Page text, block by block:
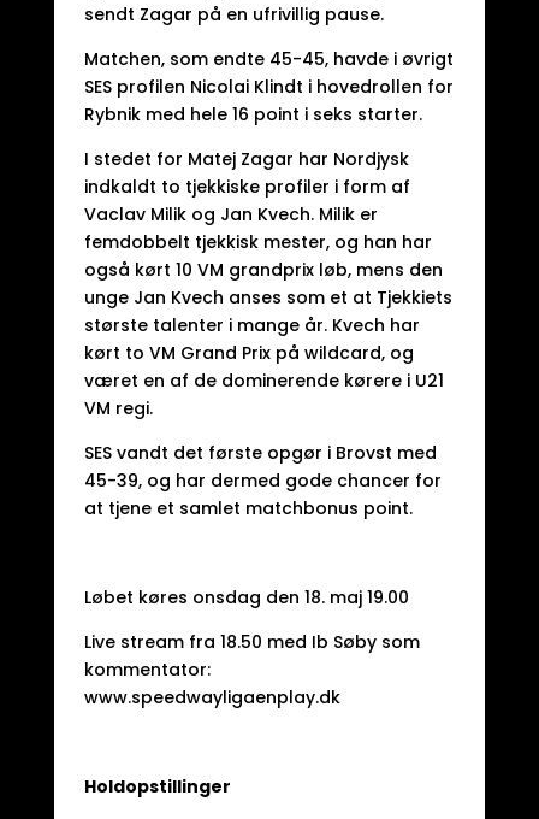
sendt Zagar på en ufrivillig pause.
Matchen, som endte 45-45, havde i øvrigt
SES profilen Nicolai Klindt i hovedrollen for
Rybnik med hele 16 point i seks starter.
I stedet for Matej Zagar har Nordjysk
indkaldt to tjekkiske profiler i form af
Vaclav Milik og Jan Kvech. Milik er
femdobbelt tjekkisk mester, og han har
også kørt 10 VM grandprix løb, mens den
unge Jan Kvech anses som et at Tjekkiets
største talenter i mange år. Kvech har
kørt to VM Grand Prix på wildcard, og
været en af de dominerende kørere i U21
VM regi.
SES vandt det første opgør i Brovst med
45-39, og har dermed gode chancer for
at tjene et samlet matchbonus point.
Løbet køres onsdag den 18. maj 19.00
Live stream fra 18.50 med Ib Søby som
kommentator:
www.speedwayligaenplay.dk
Holdopstillinger